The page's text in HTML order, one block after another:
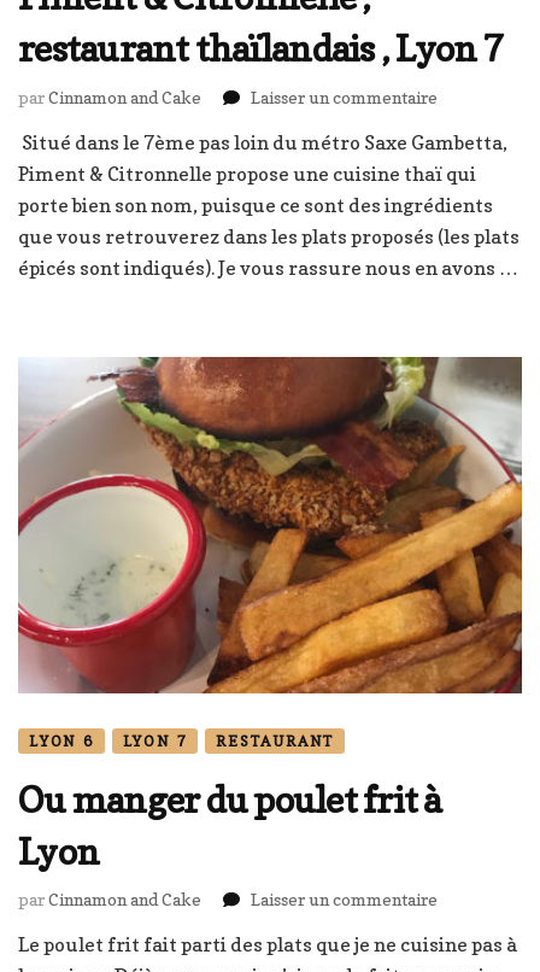
restaurant thaïlandais , Lyon 7
parCinnamon and Cake Laisser un commentaire
&
Citronnelle
,
thaïlandais
,
Situé dans le 7ème pas loin du métro Saxe Gambetta,
Piment & Citronnelle propose une cuisine thaï qui
porte bien son nom, puisque ce sont des ingrédients
que vous retrouverez dans les plats proposés (les plats
épicés sont indiqués). Je vous rassure nous en avons …
LYON 6 LYON 7 RESTAURANT
Ou manger du poulet frit à
Lyon
parCinnamon and Cake Laisser un commentaire
manger
Le poulet frit fait parti des plats que je ne cuisine pas à